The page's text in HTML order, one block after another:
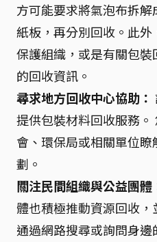
方可能要求將氣泡布拆
紙板，再分別回收。此
保護組織，或是有關包
的回收資訊。
尋求地方回收中心協助：
提供包裝材料回收服務
會、環保局或相關單位
劃。
關注民間組織與公益團體
體也積極推動資源回收
通過網路搜尋或詢問身邊